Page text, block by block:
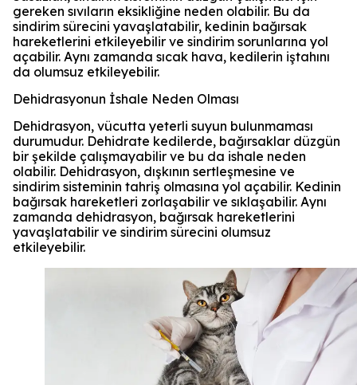
gereken sıvıların eksikliğine neden olabilir. Bu da
sindirim sürecini yavaşlatabilir, kedinin bağırsak
hareketlerini etkileyebilir ve sindirim sorunlarına yol
açabilir. Aynı zamanda sıcak hava, kedilerin iştahını
da olumsuz etkileyebilir.
Dehidrasyonun İshale Neden Olması
Dehidrasyon, vücutta yeterli suyun bulunmaması
durumudur. Dehidrate kedilerde, bağırsaklar düzgün
bir şekilde çalışmayabilir ve bu da ishale neden
olabilir. Dehidrasyon, dışkının sertleşmesine ve
sindirim sisteminin tahriş olmasına yol açabilir. Kedinin
bağırsak hareketleri zorlaşabilir ve sıklaşabilir. Aynı
zamanda dehidrasyon, bağırsak hareketlerini
yavaşlatabilir ve sindirim sürecini olumsuz
etkileyebilir.